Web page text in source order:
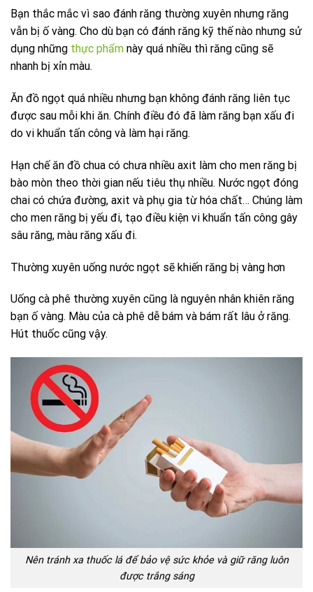
Bạn thắc mắc vì sao đánh răng thường xuyên nhưng răng
vẫn bị ố vàng. Cho dù bạn có đánh răng kỹ thế nào nhưng sử
dụng những thực phẩm này quá nhiều thì răng cũng sẽ
nhanh bị xỉn màu.
Ăn đồ ngọt quá nhiều nhưng bạn không đánh răng liên tục
được sau mỗi khi ăn. Chính điều đó đã làm răng bạn xấu đi
do vi khuẩn tấn công và làm hại răng.
Hạn chế ăn đồ chua có chưa nhiều axit làm cho men răng bị
bào mòn theo thời gian nếu tiêu thụ nhiều. Nước ngọt đóng
chai có chứa đường, axit và phụ gia từ hóa chất… Chúng làm
cho men răng bị yếu đi, tạo điều kiện vi khuẩn tấn công gây
sâu răng, màu răng xấu đi.
Thường xuyên uống nước ngọt sẽ khiến răng bị vàng hơn
Uống cà phê thường xuyên cũng là nguyên nhân khiên răng
bạn ố vàng. Màu của cà phê dễ bám và bám rất lâu ở răng.
Hút thuốc cũng vậy.
Nên tránh xa thuốc lá để bảo vệ sức khỏe và giữ răng luôn
được trắng sáng